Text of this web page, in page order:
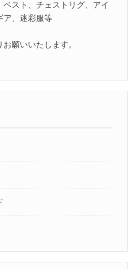
ベスト、チェストリグ、アイ
ア、迷彩服等
お願いいたします。